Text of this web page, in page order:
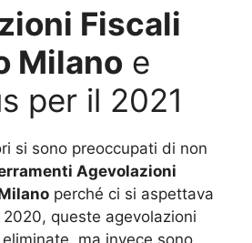
Fiscali
Milano e
per il 2021
si sono preoccupati di non
Agevolazioni
perché ci si aspettava
queste agevolazioni